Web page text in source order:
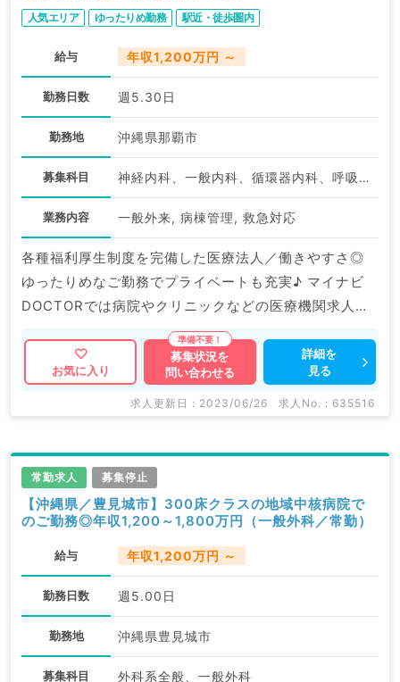
人気エリア ゆったりめ勤務 駅近・徒歩圏内
給与 年収1,200万円 ～
勤務日数 週5.30日
勤務地 沖縄県那覇市
募集科目 神経内科、一般内科、循環器内科、呼吸器内科、消化器内科、内分泌・代謝内科、腎臓内科、外科系全般、一般外科
業務内容 一般外来, 病棟管理, 救急対応
各種福利厚生制度を完備した医療法人／働きやすさ◎
ゆったりめなご勤務でプライベートも充実♪ マイナビ
DOCTORでは病院やクリニックなどの医療機関求人は
もちろんのこと、 掲載情報以外にも産業医等の企業系
求人も多数扱っています。 求人内容の詳細等はお気軽
にお問合せ下さい。
お気に入り
募集状況を
問い合わせる
詳細を
見る
求人更新日 : 2023/06/26 求人No. : 635516
常勤求人 募集停止
【沖縄県／豊見城市】300床クラスの地域中核病院で
のご勤務◎年収1,200～1,800万円（一般外科／常勤）
給与 年収1,200万円 ～
勤務日数 週5.00日
勤務地 沖縄県豊見城市
募集科目 外科系全般、一般外科